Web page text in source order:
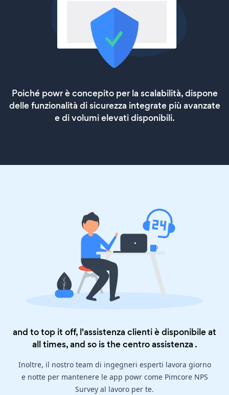
Poiché powr è concepito per la scalabilità, dispone
delle funzionalità di sicurezza integrate più avanzate
e di volumi elevati disponibili.
and to top it off, l'assistenza clienti è disponibile at
all times, and so is thecentro assistenza .
Inoltre, il nostro team di ingegneri esperti lavora giorno
e notte per mantenere le app powr come Pimcore NPS
Survey al lavoro per te.